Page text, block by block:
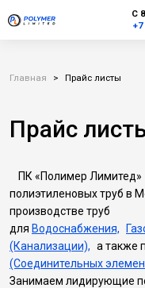
С
+7
Главная > Прайс листы
Прайс
ПК «Полимер Лимитед»
полиэтиленовых труб в
производстве труб
для Водоснабжения,
(Канализации), а также
(Соединительных
Занимаем лидирующие